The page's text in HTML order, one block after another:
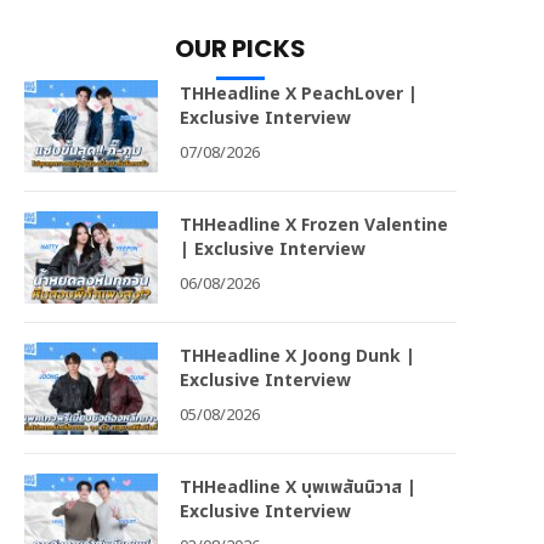
OUR PICKS
THHeadline X PeachLover |
Exclusive Interview
07/08/2026
THHeadline X Frozen Valentine
| Exclusive Interview
06/08/2026
THHeadline X Joong Dunk |
Exclusive Interview
05/08/2026
THHeadline X บุพเพสันนิวาส |
Exclusive Interview